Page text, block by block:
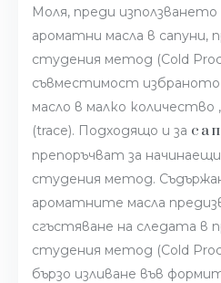
Моля, преди
ароматни масла в сапуни,
студения метод (Cold
съвместимост
масло в малко количество
(trace). Подходящо и за
препоръчват за
студения метод.
ароматните масла
сгъстяване на следата в
студения метод (Cold
бързо изливане във